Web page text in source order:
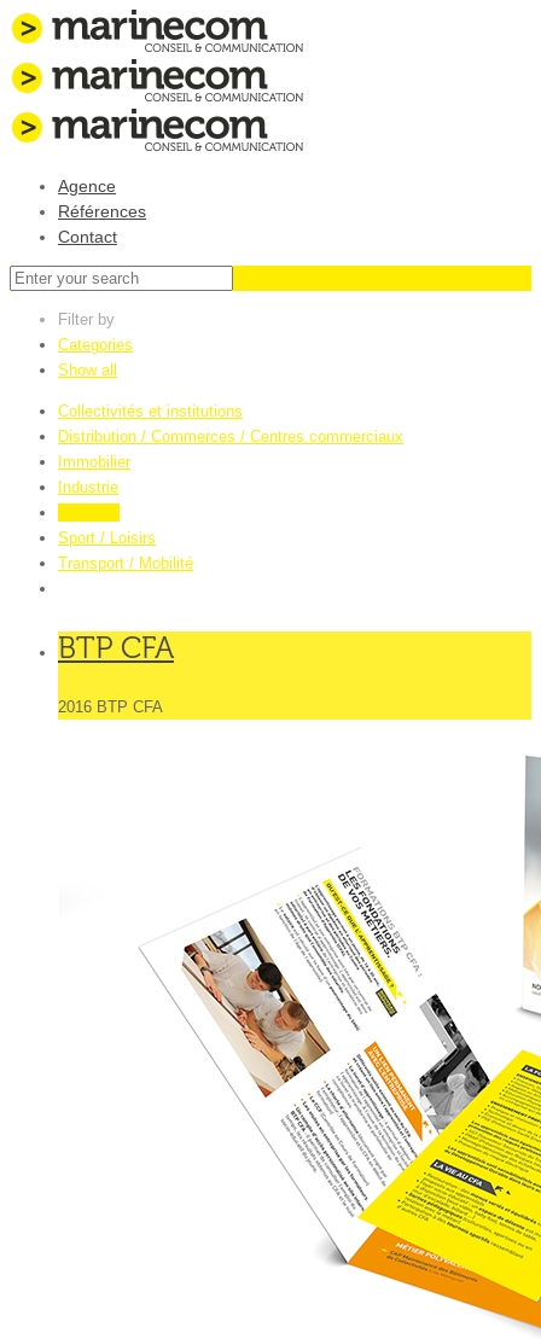
Agence
Références
Contact
Filter by
Categories
Show all
Collectivités et institutions
Distribution / Commerces / Centres commerciaux
Immobilier
Industrie
Sport / Loisirs
Transport / Mobilité
BTP CFA
2016 BTP CFA